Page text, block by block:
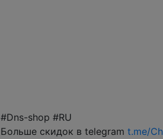
#Dns-shop #RU
Больше скидок в telegram t.me/